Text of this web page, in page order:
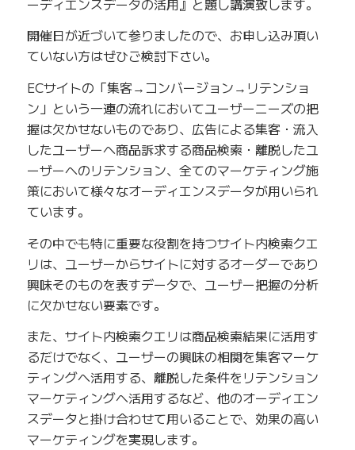
ーディエンスデータの活用』と題し講演致します。
開催日が近づいて参りましたので、お申し込み頂い
ていない方はぜひご検討下さい。
ECサイトの「集客→コンバージョン→リテンショ
ン」という一連の流れにおいてユーザーニーズの把
握は欠かせないものであり、広告による集客・流入
したユーザーへ商品訴求する商品検索・離脱したユ
ーザーへのリテンション、全てのマーケティング施
策において様々なオーディエンスデータが用いられ
ています。
その中でも特に重要な役割を持つサイト内検索クエ
リは、ユーザーからサイトに対するオーダーであり
興味そのものを表すデータで、ユーザー把握の分析
に欠かせない要素です。
また、サイト内検索クエリは商品検索結果に活用す
るだけでなく、ユーザーの興味の相関を集客マーケ
ティングへ活用する、離脱した条件をリテンション
マーケティングへ活用するなど、他のオーディエン
スデータと掛け合わせて用いることで、効果の高い
マーケティングを実現します。